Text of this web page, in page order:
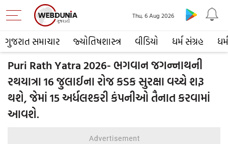
ગુજરાત સમાચાર જ્યોતિષશાસ્ત્ર વીડિયો ધર્મ સંગ્રહ ધર્મ
Thu, 6 Aug 2026
Puri Rath Yatra 2026- ભગવાન જગન્નાથની
રથયાત્રા 16 જુલાઈના રોજ કડક સુરક્ષા વચ્ચે શરૂ
થશે, જેમાં 15 અર્ધલશ્કરી કંપનીઓ તૈનાત કરવામાં
આવશે.